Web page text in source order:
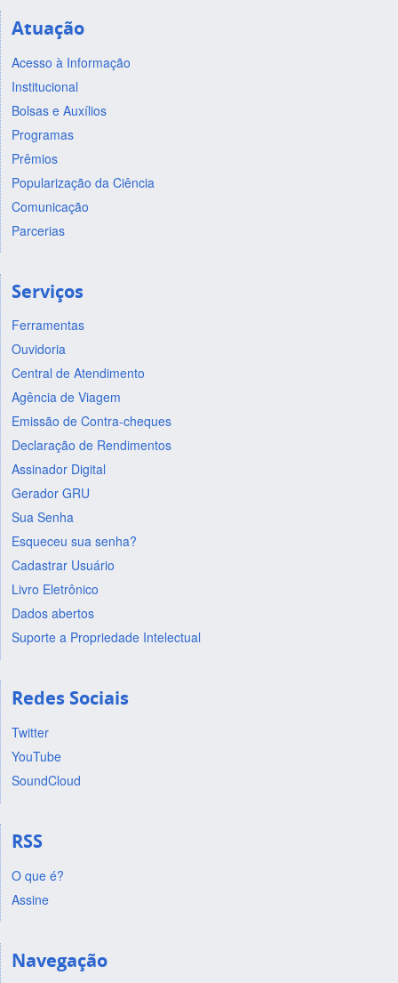
Atuação
Acesso à Informação
Institucional
Bolsas e Auxílios
Programas
Prêmios
Popularização da Ciência
Comunicação
Parcerias
Serviços
Ferramentas
Ouvidoria
Central de Atendimento
Agência de Viagem
Emissão de Contra-cheques
Declaração de Rendimentos
Assinador Digital
Gerador GRU
Sua Senha
Esqueceu sua senha?
Cadastrar Usuário
Livro Eletrônico
Dados abertos
Suporte a Propriedade Intelectual
Redes Sociais
Twitter
YouTube
SoundCloud
RSS
O que é?
Assine
Navegação